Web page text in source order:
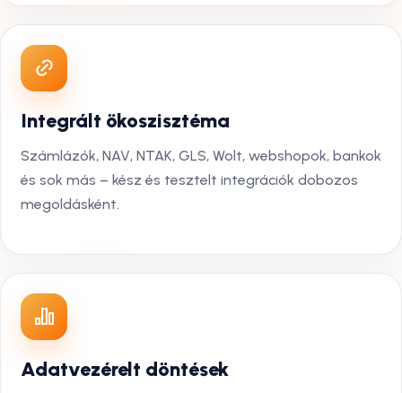
Integrált ökoszisztéma
Számlázók, NAV, NTAK, GLS, Wolt, webshopok, bankok
és sok más – kész és tesztelt integrációk dobozos
megoldásként.
Adatvezérelt döntések